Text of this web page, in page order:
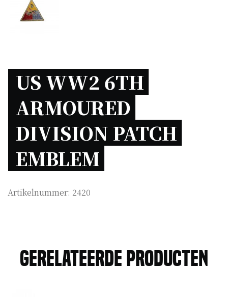
US WW2 6TH
ARMOURED
DIVISION PATCH
EMBLEM
Artikelnummer: 2420
Gerelateerde producten